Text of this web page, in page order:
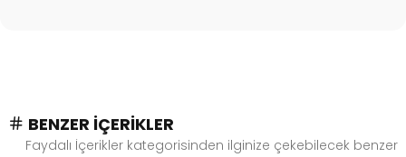
BENZER İÇERIKLER
Faydalı İçerikler kategorisinden ilginize çekebilecek benzer